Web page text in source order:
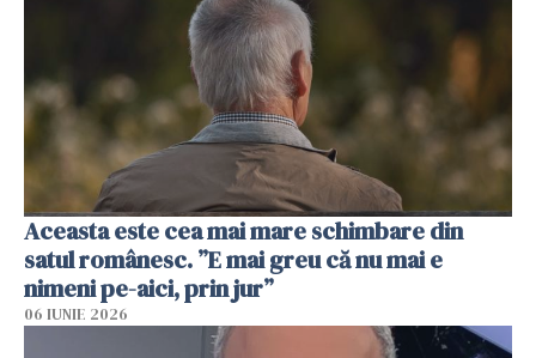
Aceasta este cea mai mare schimbare din
satul românesc. ”E mai greu că nu mai e
nimeni pe-aici, prin jur”
06 IUNIE 2026